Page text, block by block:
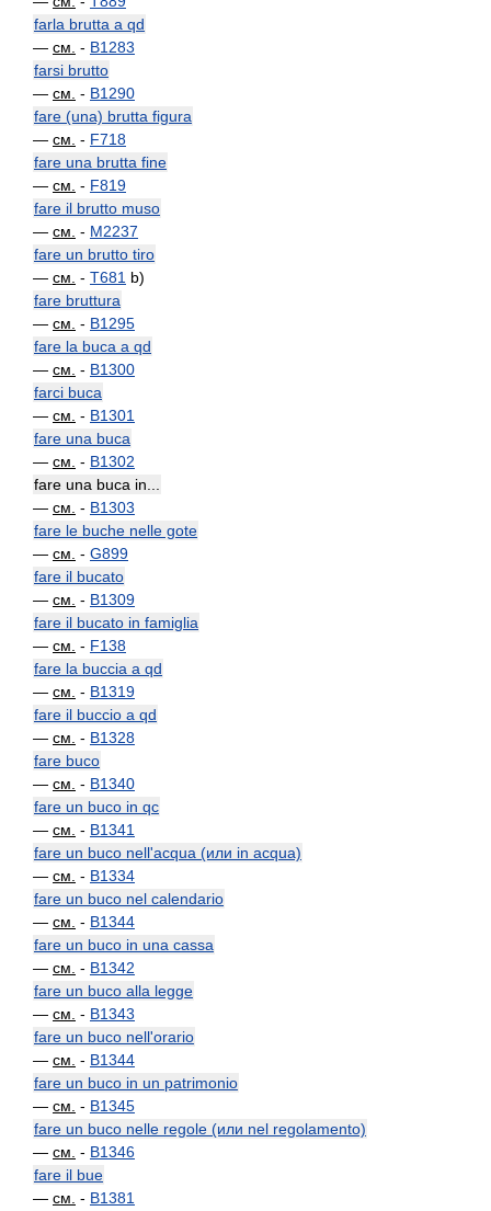
farla brutta a qd
— см. - B1283
farsi brutto
— см. - B1290
fare (una) brutta figura
— см. - F718
fare una brutta fine
— см. - F819
fare il brutto muso
— см. - M2237
fare un brutto tiro
— см. - T681 b)
fare bruttura
— см. - B1295
fare la buca a qd
— см. - B1300
farci buca
— см. - B1301
fare una buca
— см. - B1302
fare una buca in...
— см. - B1303
fare le buche nelle gote
— см. - G899
fare il bucato
— см. - B1309
fare il bucato in famiglia
— см. - F138
fare la buccia a qd
— см. - B1319
fare il buccio a qd
— см. - B1328
fare buco
— см. - B1340
fare un buco in qc
— см. - B1341
fare un buco nell'acqua (или in acqua)
— см. - B1334
fare un buco nel calendario
— см. - B1344
fare un buco in una cassa
— см. - B1342
fare un buco alla legge
— см. - B1343
fare un buco nell'orario
— см. - B1344
fare un buco in un patrimonio
— см. - B1345
fare un buco nelle regole (или nel regolamento)
— см. - B1346
fare il bue
— см. - B1381